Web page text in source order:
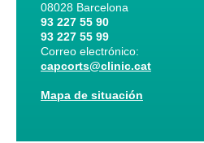
08028 Barcelona
93 227 55 90
93 227 55 99
Correo electrónico:
capcorts@clinic.cat
Mapa de situación